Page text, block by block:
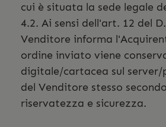
cui è situata la sede legale
4.2. Ai sensi dell'art. 12 del
Venditore informa
ordine inviato viene
digitale/cartacea sul server/
del Venditore stesso
riservatezza e sicurezza.